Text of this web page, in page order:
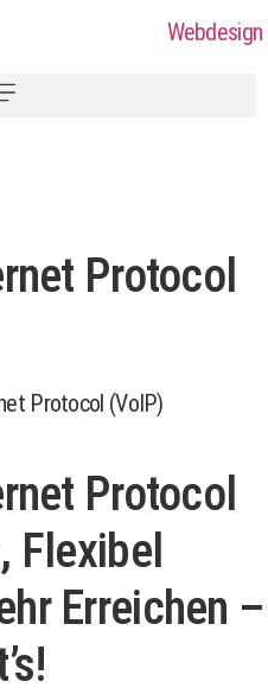
Protocol
Protocol
Flexibel
Erreichen –